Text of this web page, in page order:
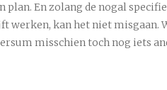
En zolang de nogal
werken, kan het niet misgaan.
misschien toch nog iets